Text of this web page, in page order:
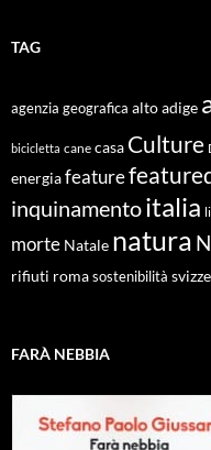
TAG
agenzia geografica alto adige
bicicletta cane casa Culture
energiafeature
inquinamentoitalia
morte Natale natura
rifiuti roma sostenibilità
FARÀ NEBBIA